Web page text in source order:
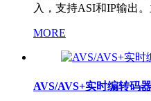
入，支持ASI和IP输出
MORE
AVS/AVS+实时编转码器